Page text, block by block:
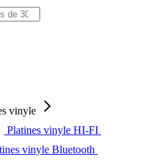
vinyle
Platines vinyle HI-FI
vinyle Bluetooth